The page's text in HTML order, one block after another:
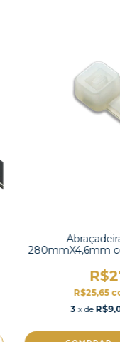
280mmX4,6mm
R$25,65
3 x de